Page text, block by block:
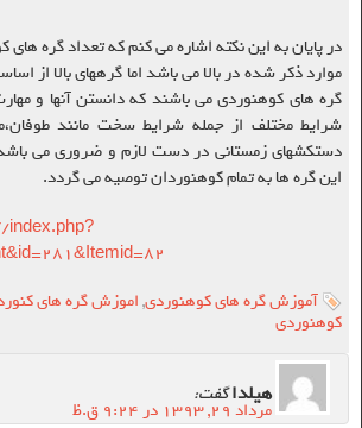
در پایان به این نکته اشاره می کنم که تعداد گره های
موارد ذکر شده در بالا می باشد اما گرههای بالا از
گره های کوهنوردی می باشند که دانستن آنها و
شرایط مختلف از جمله شرایط سخت مانند
دستکشهای زمستانی در دست لازم و ضروری می
این گره ها به تمام کوهنوردان توصیه می گردد.
index.php?
آموزش گره های کوهنوردی,اموزش گره های
کوهنوردی
هیلداگفت:
مرداد ۲۹, ۱۳۹۳ در ۹:۲۴ ق.ظ